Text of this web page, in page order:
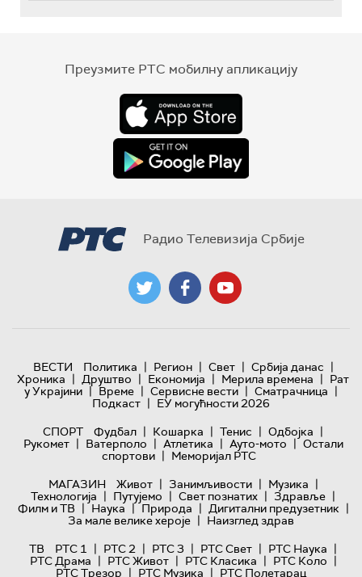
Преузмите РТС мобилну апликацију
Радио Телевизија Србије
ВЕСТИ Политика | Регион | Свет | Србија данас |
Хроника | Друштво | Економија | Мерила времена | Рат
у Украјини | Време | Сервисне вести | Сматрачница |
Подкаст | ЕУ могућности 2026
СПОРТ
Фудбал | Кошарка | Тенис | Одбојка |
Рукомет | Ватерполо | Атлетика | Ауто-мото | Остали
спортови | Меморијал РТС
МАГАЗИН
Живот | Занимљивости | Музика |
Технологијa | Путујемо | Свет познатих | Здравље |
Филм и ТВ | Наука | Природа | Дигитални предузетник |
За мале велике хероје | Наизглед здрав
ТВ
РТС 1 | РТС 2 | РТС 3 | РТС Свет | РТС Наука |
РТС Драма | РТС Живот | РТС Класика | РТС Коло |
РТС Трезор | РТС Музика | РТС Полетарац